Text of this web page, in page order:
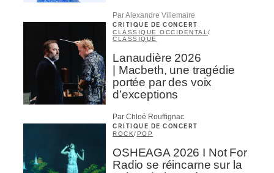
Par Alexandre Villemaire
CRITIQUE DE CONCERT
CLASSIQUE OCCIDENTAL /
CLASSIQUE
Lanaudière 2026
| Macbeth, une tragédie
portée par des voix
d’exceptions
Par Chloé Rouffignac
CRITIQUE DE CONCERT
ROCK/POP
OSHEAGA 2026 I Not For
Radio se réincarne sur la